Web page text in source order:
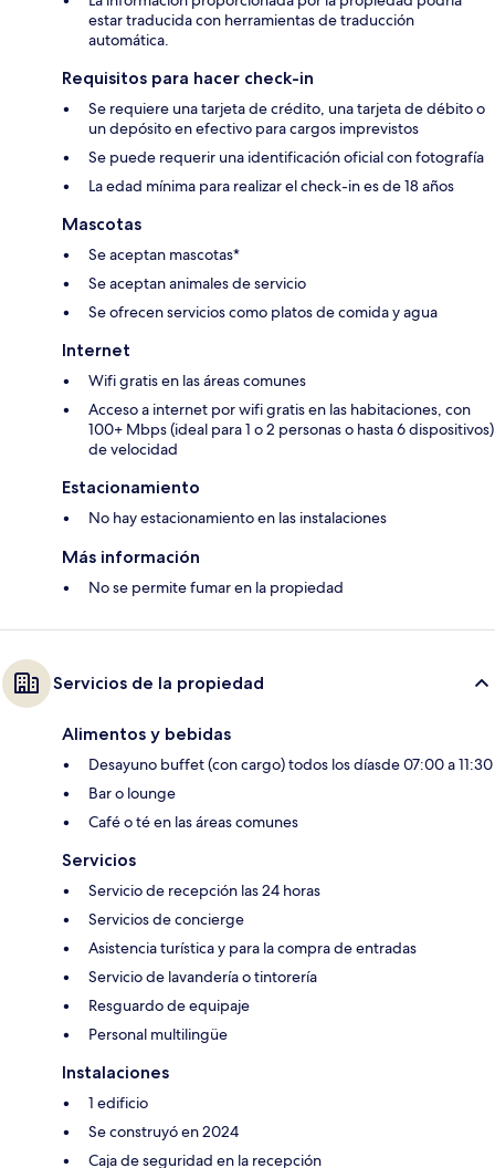
estar traducida con herramientas de traducción
automática.
Requisitos para hacer check-in
Se requiere una tarjeta de crédito, una tarjeta de débito o
un depósito en efectivo para cargos imprevistos
Se puede requerir una identificación oficial con fotografía
La edad mínima para realizar el check-in es de 18 años
Mascotas
Se aceptan mascotas*
Se aceptan animales de servicio
Se ofrecen servicios como platos de comida y agua
Internet
Wifi gratis en las áreas comunes
Acceso a internet por wifi gratis en las habitaciones, con
100+ Mbps (ideal para 1 o 2 personas o hasta 6 dispositivos)
de velocidad
Estacionamiento
No hay estacionamiento en las instalaciones
Más información
No se permite fumar en la propiedad
Servicios de la propiedad
Alimentos y bebidas
Desayuno buffet (con cargo) todos los díasde 07:00 a 11:30
Bar o lounge
Café o té en las áreas comunes
Servicios
Servicio de recepción las 24 horas
Servicios de concierge
Asistencia turística y para la compra de entradas
Servicio de lavandería o tintorería
Resguardo de equipaje
Personal multilingüe
Instalaciones
1 edificio
Se construyó en 2024
Caja de seguridad en la recepción